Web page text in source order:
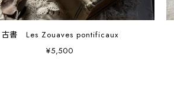
古書 Les Zouaves pontificaux
¥5,500